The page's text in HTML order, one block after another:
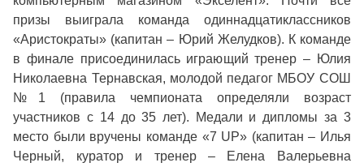
призы выиграла команда одиннадцатиклассников
«Аристократы» (капитан – Юрий Желудков). К команде
в финале присоединилась играющий тренер – Юлия
Николаевна Тернавская, молодой педагог МБОУ СОШ
№1 (правила чемпионата определяли возраст
участников с 14 до 35 лет). Медали и дипломы за 3
место были вручены команде «7 UP» (капитан – Илья
Черный, куратор и тренер – Елена Валерьевна